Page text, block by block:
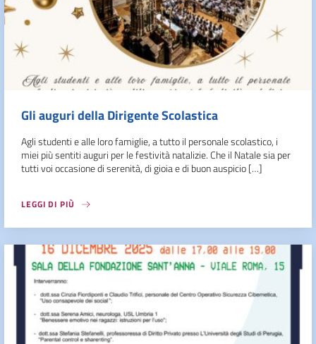
Gli auguri della Dirigente Scolastica
Agli studenti e alle loro famiglie, a tutto il personale scolastico, i
miei più sentiti auguri per le festività natalizie. Che il Natale sia per
tutti voi occasione di serenità, di gioia e di buon auspicio […]
LEGGI DI PIÙ